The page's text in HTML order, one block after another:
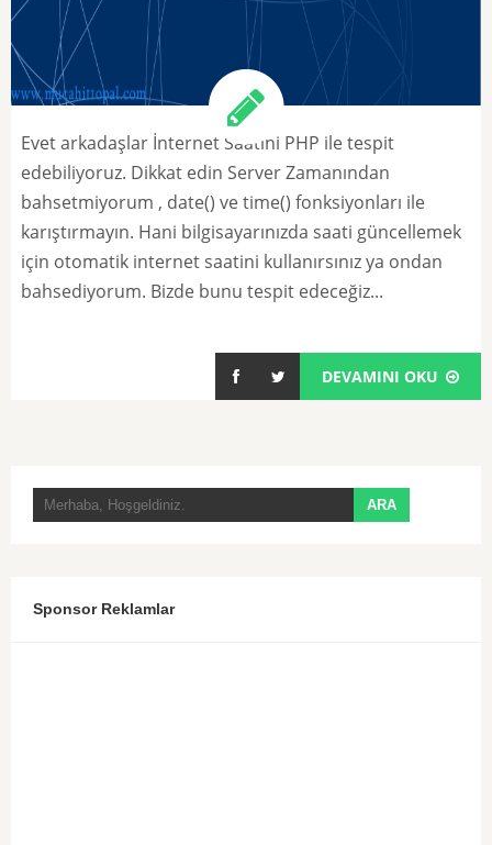
Evet arkadaşlar İnternet Saatini PHP ile tespit
edebiliyoruz. Dikkat edin Server Zamanından
bahsetmiyorum , date() ve time() fonksiyonları ile
karıştırmayın. Hani bilgisayarınızda saati güncellemek
için otomatik internet saatini kullanırsınız ya ondan
bahsediyorum. Bizde bunu tespit edeceğiz...
DEVAMINI OKU
Sponsor Reklamlar